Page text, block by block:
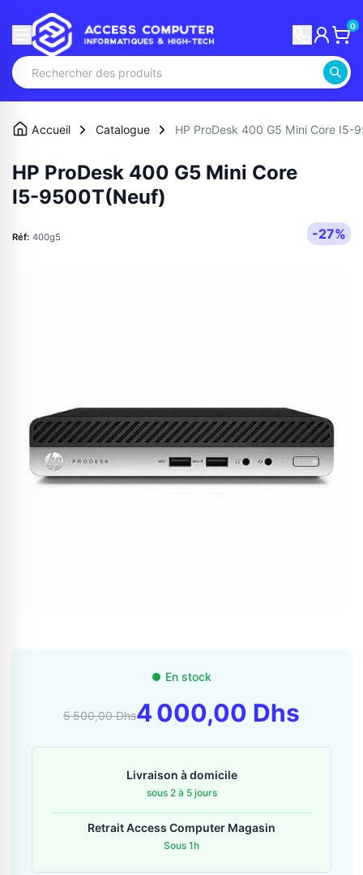
0
06 36 88 27 81
Envoyer un message
Accueil Catalogue HP ProDesk 400 G5 Mini Core I5-
HP ProDesk 400 G5 Mini Core
I5-9500T(Neuf)
Réf: 400g5 -27%
En stock
5 500,00 Dhs4 000,00 Dhs
Livraison à domicile
sous 2 à 5 jours
Retrait Access Computer Magasin
Sous 1h